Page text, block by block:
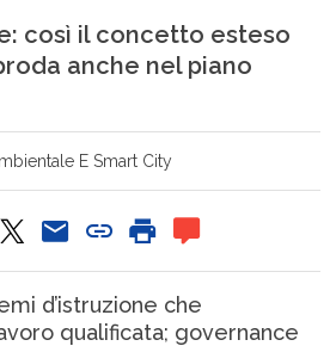
così il concetto esteso
anche nel piano
E Smart City
d’istruzione che
qualificata; governance